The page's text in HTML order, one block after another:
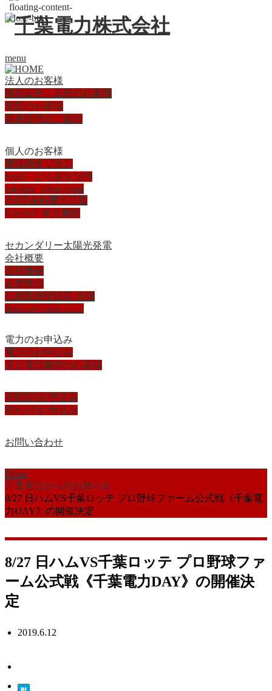
menu
法人のお客様
特別高圧・高圧のお客様
低圧のお客様
業務提携のご案内
個人のお客様
電気料金プラン
FAQ よくある質問
太陽光発電、蓄電池の御提案
卒FIT余剰電力買取
Non FIT 電力買取
セカンダリー太陽光発電
会社概要
会社概要
企業理念
代表取締役社長 挨拶
地域のスポーツ振興について
電力のお申込み
電力のお申込み
東京電力管内のお客様
卒FITのお申込み
非FITのお申込み
お問い合わせ
Home
千葉電力からのお知らせ
8/27 日ハムVS千葉ロッテ プロ野球ファーム公式戦《千葉電
力DAY》の開催決定
8/27 日ハムVS千葉ロッテ プロ野球ファ
ーム公式戦《千葉電力DAY》の開催決
定
2019.6.12